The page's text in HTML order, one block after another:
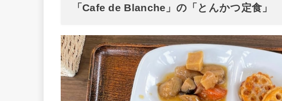
「Cafe de Blanche」の「とんかつ定食」